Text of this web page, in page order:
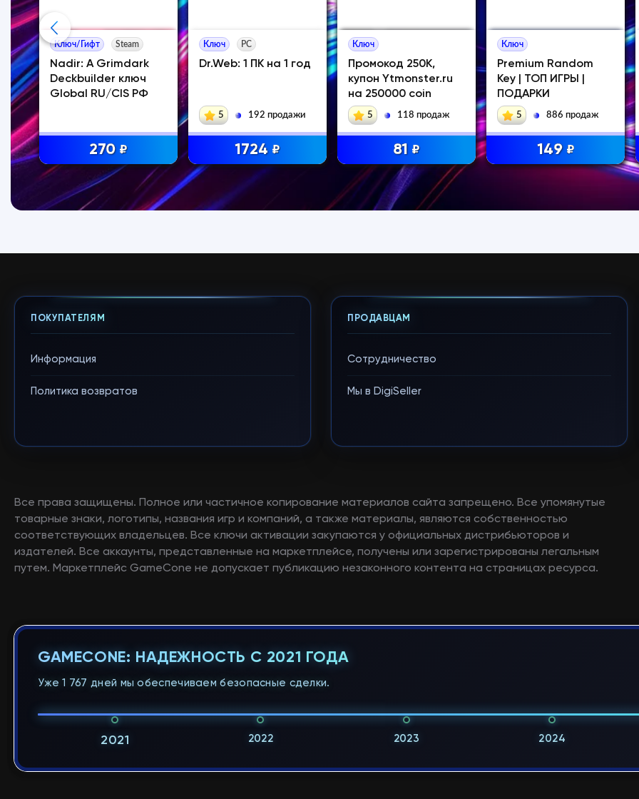
Ключ/Гифт Steam
Nadir: A Grimdark
Deckbuilder ключ
Global RU/CIS РФ
270 ₽
Ключ PC
Dr.Web: 1 ПК на 1 год
5 192 продажи
1724 ₽
Ключ
Промокод 250K,
купон Ytmonster.ru
на 250000 coin
5 118 продаж
81 ₽
Ключ
Premium Random
Key | ТОП ИГРЫ |
ПОДАРКИ
5 886 продаж
149 ₽
ПОКУПАТЕЛЯМ
Информация
Политика возвратов
ПРОДАВЦАМ
Сотрудничество
Мы в DigiSeller
Все права защищены. Полное или частичное копирование материалов сайта запрещено. Все упомянутые
товарные знаки, логотипы, названия игр и компаний, а также материалы, являются собственностью
соответствующих владельцев. Все ключи активации закупаются у официальных дистрибьюторов и
издателей. Все аккаунты, представленные на маркетплейсе, получены или зарегистрированы легальным
путем. Маркетплейс GameCone не допускает публикацию незаконного контента на страницах ресурса.
GAMECONE: НАДЕЖНОСТЬ С 2021 ГОДА
Уже 1 767 дней мы обеспечиваем безопасные сделки.
2021 2022 2023 2024